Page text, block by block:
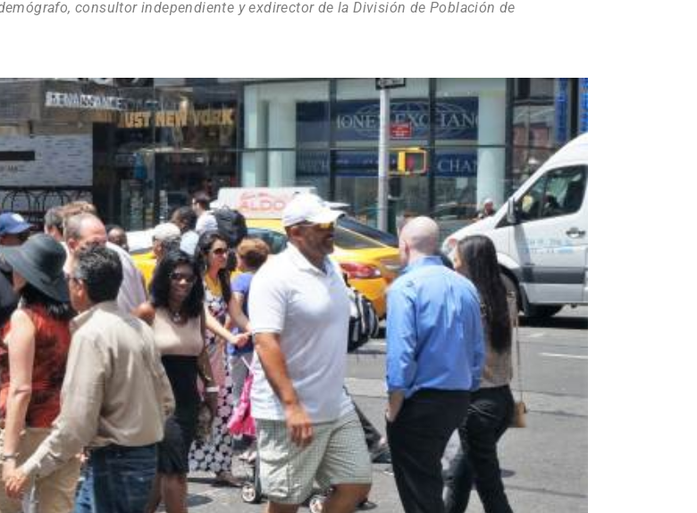
consultor independiente y exdirector de la División de Población de